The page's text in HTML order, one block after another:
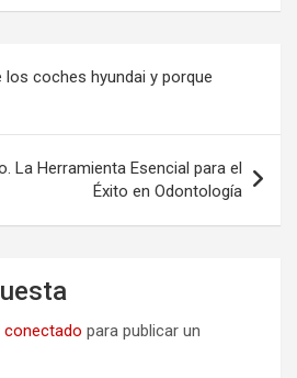
coches hyundai y porque
La Herramienta Esencial para el
Éxito en Odontología
conectado para publicar un